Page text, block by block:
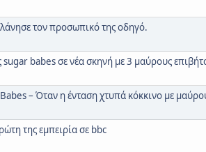
τον προσωπικό της οδηγό.
babes σε νέα σκηνή με 3 μαύρους
– Όταν η ένταση χτυπά κόκκινο με
της εμπειρία σε bbc